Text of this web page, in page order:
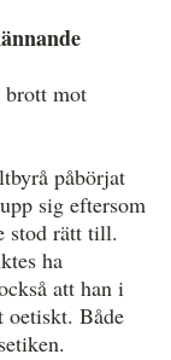
brott mot
påbörjat
sig eftersom
stod rätt till.
ha
att han i
oetiskt. Både